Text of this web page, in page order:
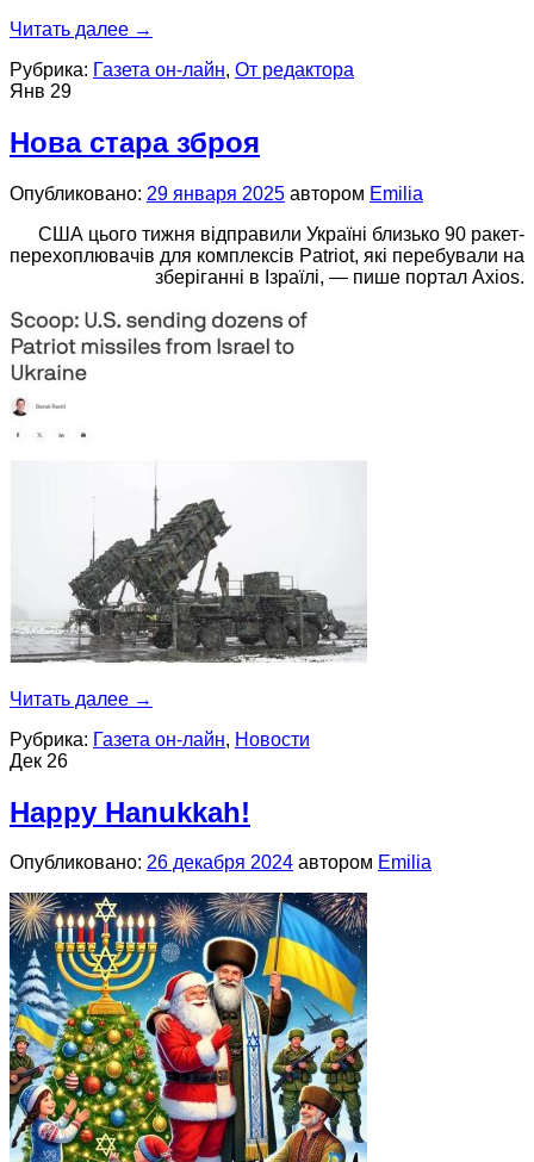
Читать далее →
Рубрика: Газета он-лайн, От редактора
Янв 29
Нова стара зброя
Опубликовано: 29 января 2025 автором Emilia
США цього тижня відправили Україні близько 90 ракет-
перехоплювачів для комплексів Patriot, які перебували на
зберіганні в Ізраїлі, — пише портал Axios.
Читать далее →
Рубрика: Газета он-лайн, Новости
Дек 26
Happy Hanukkah!
Опубликовано: 26 декабря 2024 автором Emilia